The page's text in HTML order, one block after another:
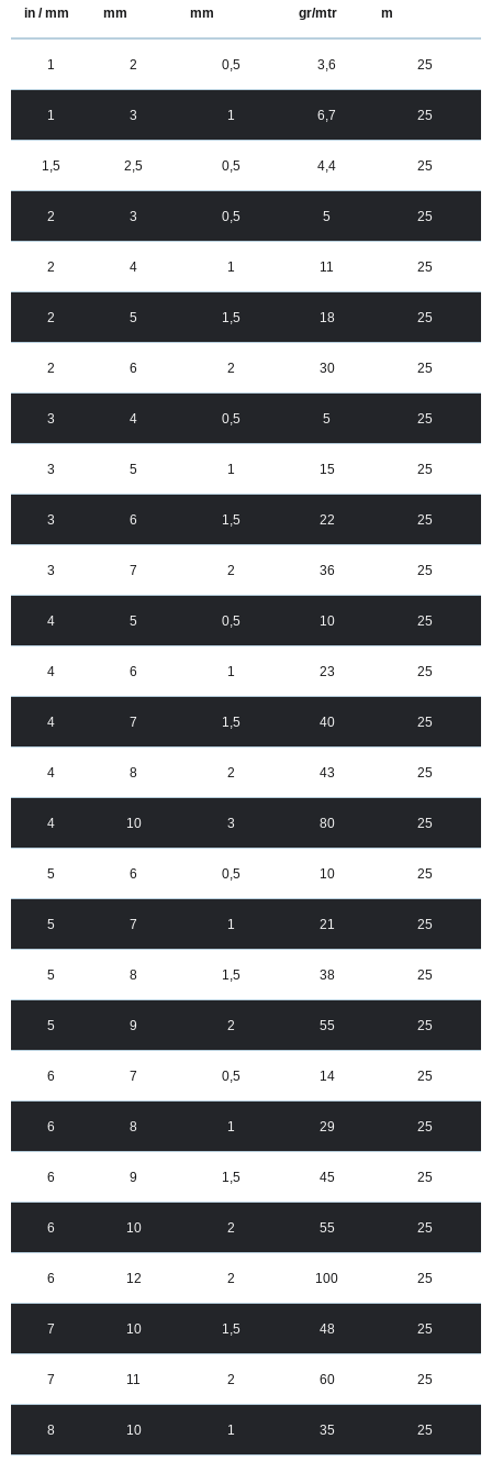
in / mm mm mm gr/mtr m
1 2 0,5 3,6 25
1 3 1 6,7 25
1,5 2,5 0,5 4,4 25
2 3 0,5 5 25
2 4 1 11 25
2 5 1,5 18 25
2 6 2 30 25
3 4 0,5 5 25
3 5 1 15 25
3 6 1,5 22 25
3 7 2 36 25
4 5 0,5 10 25
4 6 1 23 25
4 7 1,5 40 25
4 8 2 43 25
4 10 3 80 25
5 6 0,5 10 25
5 7 1 21 25
5 8 1,5 38 25
5 9 2 55 25
6 7 0,5 14 25
6 8 1 29 25
6 9 1,5 45 25
6 10 2 55 25
6 12 2 100 25
7 10 1,5 48 25
7 11 2 60 25
8 10 1 35 25